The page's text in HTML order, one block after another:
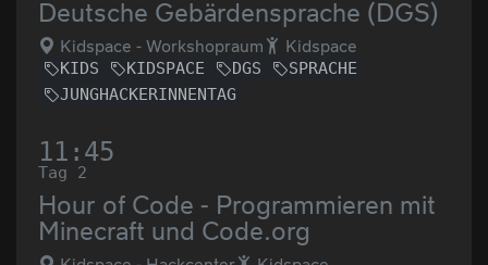
Deutsche Gebärdensprache (DGS)
Kidspace - Workshopraum Kidspace
KIDS KIDSPACE DGS
SPRACHE
JUNGHACKERINNENTAG
11:45
Tag 2
Hour of Code - Programmieren mit
Minecraft und Code.org